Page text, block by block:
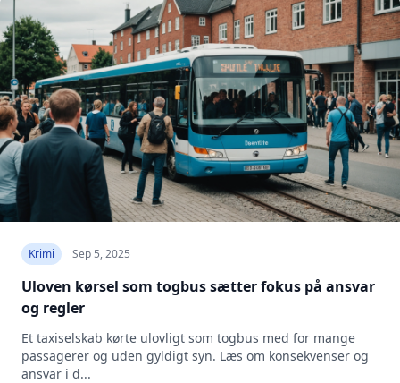
Krimi Sep 5, 2025
Uloven kørsel som togbus sætter fokus på ansvar
og regler
Et taxiselskab kørte ulovligt som togbus med for mange
passagerer og uden gyldigt syn. Læs om konsekvenser og
ansvar i d...